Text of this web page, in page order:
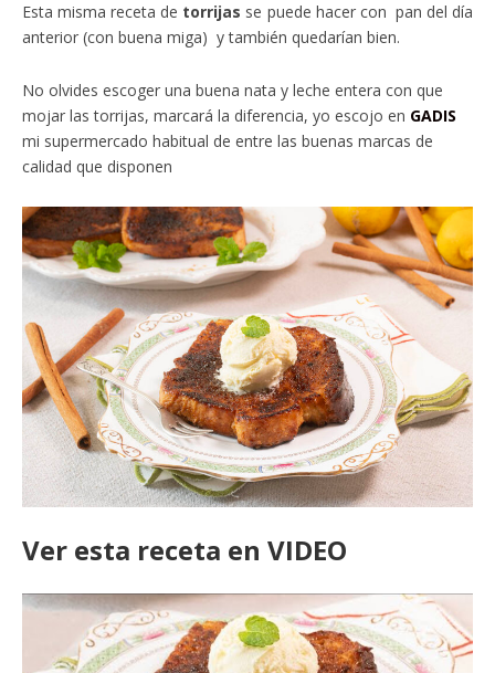
Esta misma receta de torrijas se puede hacer con pan del día
anterior (con buena miga) y también quedarían bien.
No olvides escoger una buena nata y leche entera con que
mojar las torrijas, marcará la diferencia, yo escojo en GADIS
mi supermercado habitual de entre las buenas marcas de
calidad que disponen
Ver esta receta en VIDEO